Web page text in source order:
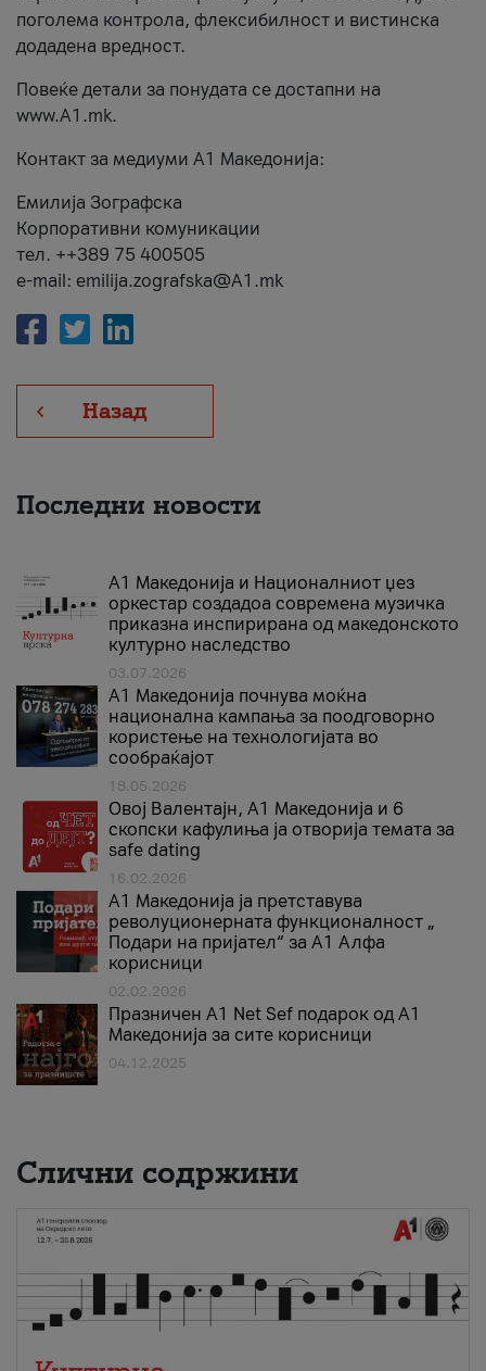
поголема контрола, флексибилност и вистинска
додадена вредност.
Повеќе детали за понудата се достапни на
www.А1.mk.
Контакт за медиуми А1 Македонија:
Емилија Зографска
Корпоративни комуникации
тел. ++389 75 400505
e-mail: emilija.zografska@A1.mk
Назад
Последни новости
А1 Македонија и Националниот џез
оркестар создадоа современа музичка
приказна инспирирана од македонското
културно наследство
03.07.2026
A1 Македонија почнува моќна
национална кампања за поодговорно
користење на технологијата во
сообраќајот
18.05.2026
Овој Валентајн, A1 Македонија и 6
скопски кафулиња ја отворија темата за
safe dating
16.02.2026
А1 Македонија ја претставува
револуционерната функционалност „
Подари на пријател“ за А1 Алфа
корисници
02.02.2026
Празничен A1 Net Sеf подарок од А1
Македонија за сите корисници
04.12.2025
Слични содржини